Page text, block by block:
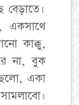
বেড়াতে।
একসাথে
কাক্কু,
না, বুক
একা